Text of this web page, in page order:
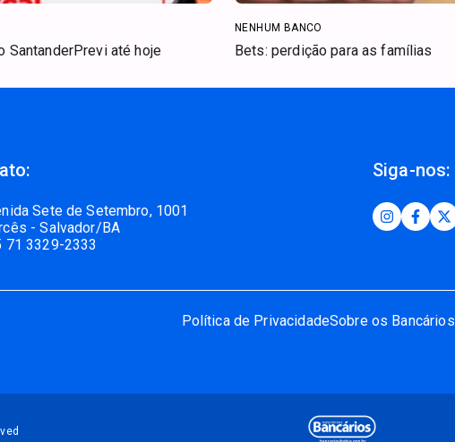
SantanderPrevi até hoje
NENHUM BANCO
Bets: perdição para as famílias
Sete de Setembro, 1001
- Salvador/BA
71 3329-2333
Siga-nos:
Política de PrivacidadeSobre os Bancários